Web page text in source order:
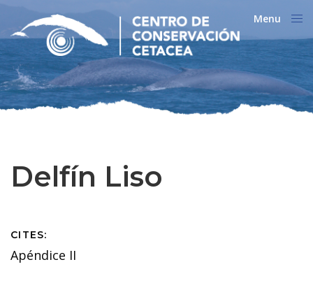
Menu
Delfín Liso
CITES:
Apéndice II